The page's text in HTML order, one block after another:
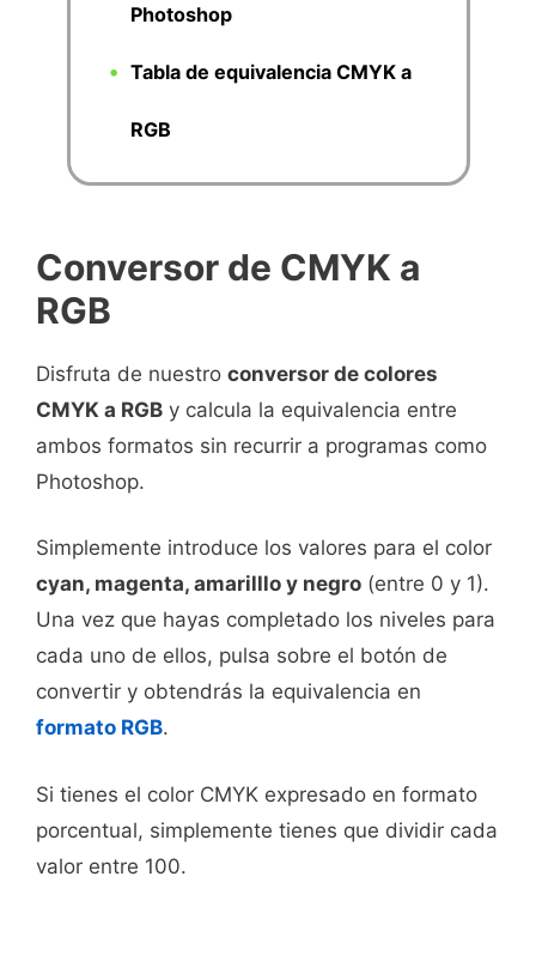
Photoshop
Tabla de equivalencia CMYK a
RGB
Conversor de CMYK a
RGB
Disfruta de nuestro conversor de colores
CMYK a RGB y calcula la equivalencia entre
ambos formatos sin recurrir a programas como
Photoshop.
Simplemente introduce los valores para el color
cyan, magenta, amarilllo y negro (entre 0 y 1).
Una vez que hayas completado los niveles para
cada uno de ellos, pulsa sobre el botón de
convertir y obtendrás la equivalencia en
formato RGB.
Si tienes el color CMYK expresado en formato
porcentual, simplemente tienes que dividir cada
valor entre 100.